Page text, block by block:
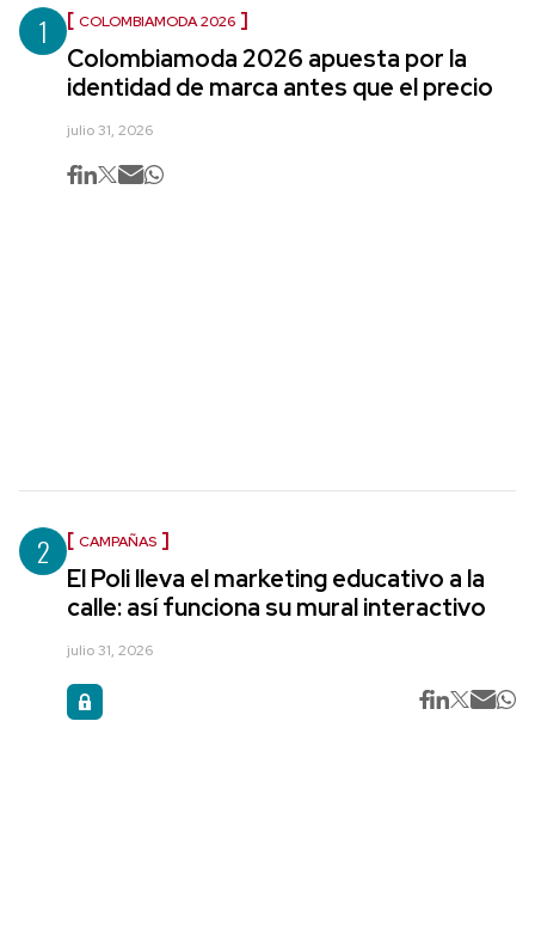
1 COLOMBIAMODA 2026
Colombiamoda 2026 apuesta por la
identidad de marca antes que el precio
julio 31, 2026
2 CAMPAÑAS
El Poli lleva el marketing educativo a la
calle: así funciona su mural interactivo
julio 31, 2026